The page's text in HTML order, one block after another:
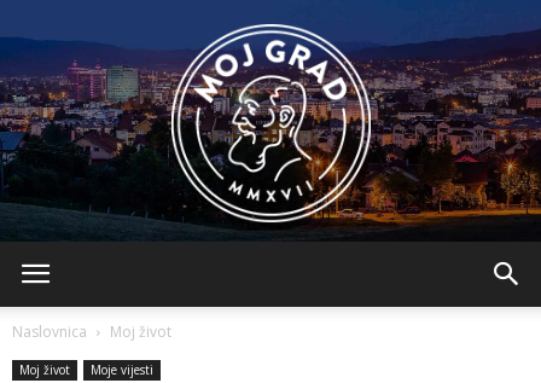
Naslovnica Moj život
Moj život Moje vijesti